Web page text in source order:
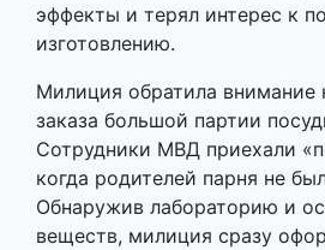
эффекты и терял интерес к
изготовлению.
Милиция обратила внимание
заказа большой партии
Сотрудники МВД приехали
когда родителей парня не
Обнаружив лабораторию и
веществ, милиция сразу